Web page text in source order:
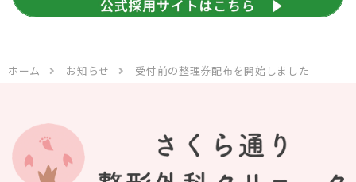
ホーム お知らせ 受付前の整理券配布を開始しました